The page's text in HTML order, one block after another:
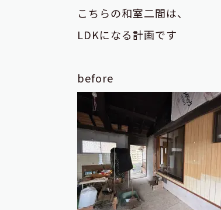
こちらの和室二間は、
LDKになる計画です
before